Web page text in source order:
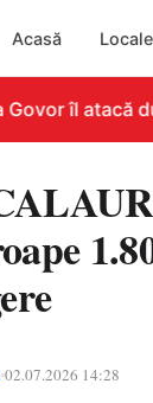
Acasă Locale
îl atacă
•02.07.2026 14:28